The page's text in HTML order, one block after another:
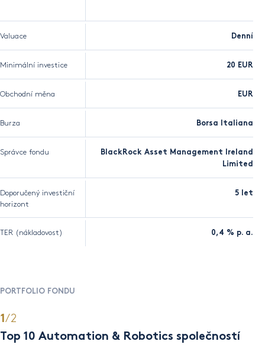
Valuace Denní
Minimální investice 20 EUR
Obchodní měna EUR
Burza Borsa Italiana
Správce fondu
BlackRock Asset Management Ireland
Limited
Doporučený investiční
horizont
5 let
TER (nákladovost) 0,4 % p. a.
PORTFOLIO FONDU
1/2
Top 10 Automation & Robotics společností